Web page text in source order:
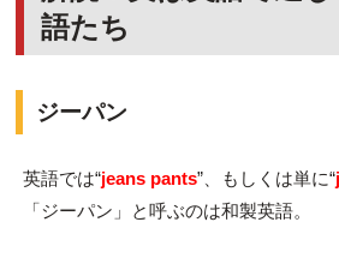
語たち
ジーパン
英語では“jeans pants”、もしくは単に“
「ジーパン」と呼ぶのは和製英語。